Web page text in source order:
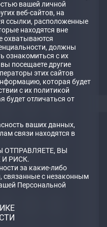
вашей личной
веб-сайтов, на
ссылки, расположенные
находятся вне
охватываются
должны
ознакомиться с их
посещаете другие
этих сайтов
которая будет
с их политикой
будет отличаться от
ваших данных,
связи находятся в
ВЫ
И РИСК.
за какие-либо
связанные с незаконным
Персональной